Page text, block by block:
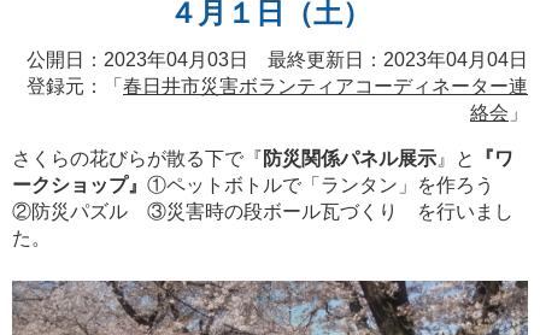
４月１日（土）
公開日：2023年04月03日 最終更新日：2023年04月04日
登録元：「 春日井市災害ボランティアコーディネーター連
絡会 」
さくらの花びらが散る下で『 防災関係パネル展示 』と
『ワ
ークショップ』 ①ペットボトルで「ランタン」を作ろう
②防災パズル ③災害時の段ボール瓦づくり を行いまし
た。